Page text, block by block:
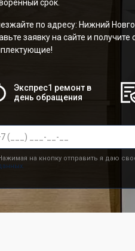
срок.
по адресу: Нижний
заявку на сайте и получите
Экспрес1 ремонт в
день обращения
на кнопку отправить я даю